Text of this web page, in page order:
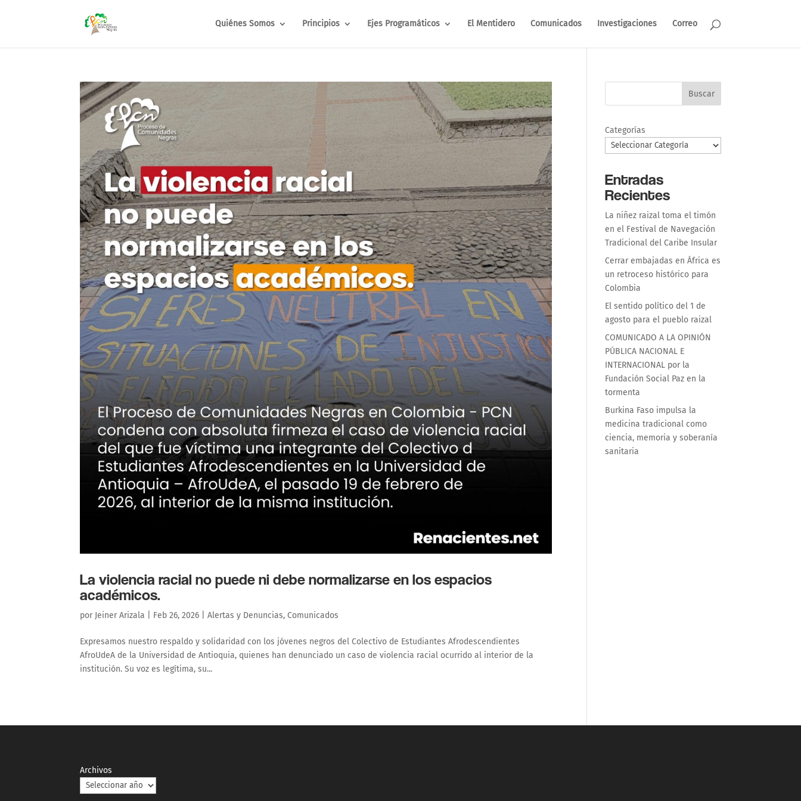
Quiénes Somos Principios Ejes Programáticos El Mentidero Comunicados Investigaciones Correo
La violencia racial no puede ni debe normalizarse en los espacios
académicos.
por Jeiner Arizala Feb 26, 2026 |Alertas y Denuncias,Comunicados
Expresamos nuestro respaldo y solidaridad con los jóvenes negros del Colectivo de Estudiantes Afrodescendientes
AfroUdeA de la Universidad de Antioquia, quienes han denunciado un caso de violencia racial ocurrido al interior de la
institución. Su voz es legítima, su...
Buscar
Categorías
Entradas
Recientes
La niñez raizal toma el timón
en el Festival de Navegación
Tradicional del Caribe Insular
Cerrar embajadas en África es
un retroceso histórico para
Colombia
El sentido político del 1 de
agosto para el pueblo raizal
COMUNICADO A LA OPINIÓN
PÚBLICA NACIONAL E
INTERNACIONAL por la
Fundación Social Paz en la
tormenta
Burkina Faso impulsa la
medicina tradicional como
ciencia, memoria y soberanía
sanitaria
Archivos